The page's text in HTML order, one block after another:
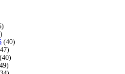
(40)
(40)